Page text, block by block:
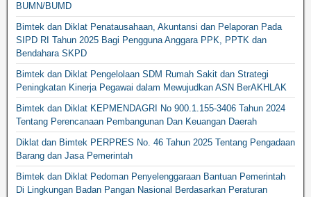
BUMN/BUMD
Bimtek dan Diklat Penatausahaan, Akuntansi dan Pelaporan Pada
SIPD RI Tahun 2025 Bagi Pengguna Anggara PPK, PPTK dan
Bendahara SKPD
Bimtek dan Diklat Pengelolaan SDM Rumah Sakit dan Strategi
Peningkatan Kinerja Pegawai dalam Mewujudkan ASN BerAKHLAK
Bimtek dan Diklat KEPMENDAGRI No 900.1.155-3406 Tahun 2024
Tentang Perencanaan Pembangunan Dan Keuangan Daerah
Diklat dan Bimtek PERPRES No. 46 Tahun 2025 Tentang Pengadaan
Barang dan Jasa Pemerintah
Bimtek dan Diklat Pedoman Penyelenggaraan Bantuan Pemerintah
Di Lingkungan Badan Pangan Nasional Berdasarkan Peraturan